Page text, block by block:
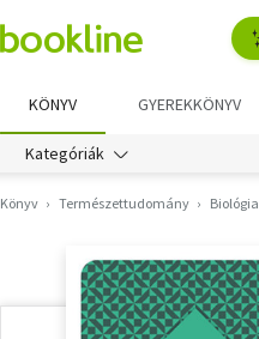
KÖNYV GYEREKKÖNYV
Kategóriák
Könyv Természettudomány Biológia